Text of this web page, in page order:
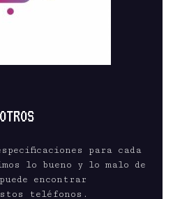
para cada
lo bueno y lo malo de
encontrar
teléfonos.